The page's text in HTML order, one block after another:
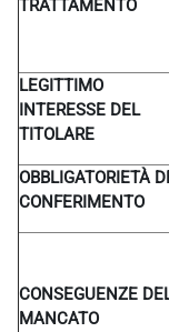
TRATTAMENTO
LEGITTIMO
INTERESSE DEL
TITOLARE
OBBLIGATORIETÀ
CONFERIMENTO
CONSEGUENZE
MANCATO